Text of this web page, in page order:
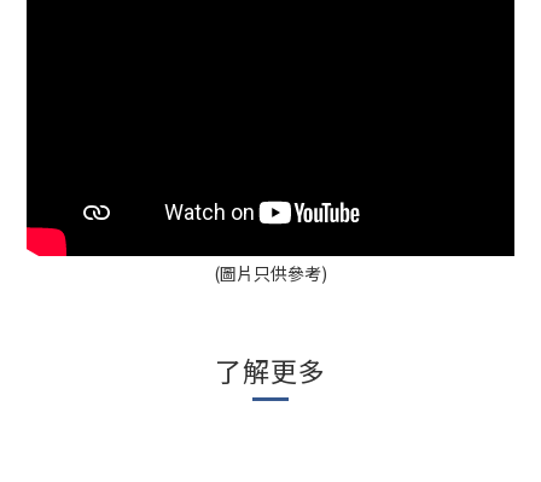
(圖片只供參考)
了解更多